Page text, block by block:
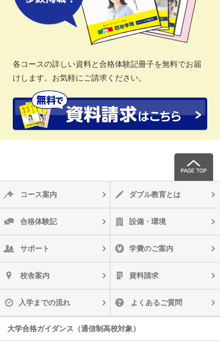
各コースの詳しい資料と合格体験記冊子を無料でお届
けします。お気軽にご請求ください。
コース案内 ダブル教育とは
合格体験記 設備・環境
サポート 学費のご案内
校舎案内 資料請求
入学までの流れ よくあるご質問
大学合格ガイダンス（通信制高校対象）